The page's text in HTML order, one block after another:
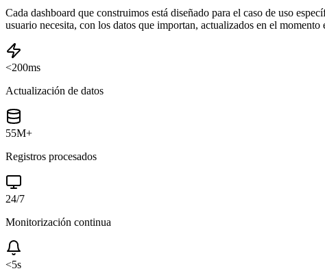
Cada dashboard que construimos está diseñado para el caso de uso
usuario necesita, con los datos que importan, actualizados en el momento
<200ms
Actualización de datos
55M+
Registros procesados
24/7
Monitorización continua
<5s